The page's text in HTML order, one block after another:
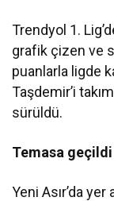
Trendyol 1.
grafik çizen ve
puanlarla ligde
Taşdemir’i
sürüldü.
Temasa geçildi
Yeni Asır’da